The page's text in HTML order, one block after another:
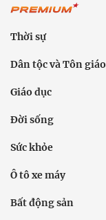
Thời sự
Dân tộc và Tôn giáo
Giáo dục
Đời sống
Sức khỏe
Ô tô xe máy
Bất động sản